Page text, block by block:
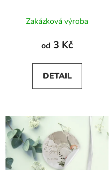
Zakázková výroba
od 3 Kč
DETAIL